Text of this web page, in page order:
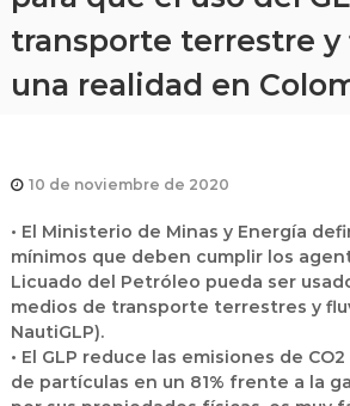
transporte terrestre y
una realidad en
10 de noviembre de 2020
• El Ministerio de Minas y Energía
mínimos que deben cumplir los
Licuado del Petróleo pueda ser
medios de transporte terrestres y
NautiGLP).
• El GLP reduce las emisiones de
de partículas en un 81% frente a la